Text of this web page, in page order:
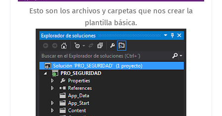
Esto son los archivos y carpetas que nos crear la
plantilla básica.